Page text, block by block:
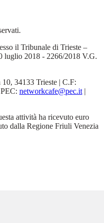
il Tribunale di Trieste –
luglio 2018 - 2266/2018 V.G.
34133 Trieste | C.F:
networkcafe@pec.it|
attività ha ricevuto euro
dalla Regione Friuli Venezia